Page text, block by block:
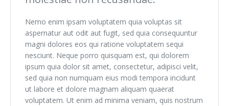
Nemo enim ipsam voluptatem quia voluptas sit
aspernatur aut odit aut fugit, sed quia consequuntur
magni dolores eos qui ratione voluptatem sequi
nesciunt. Neque porro quisquam est, qui dolorem
ipsum quia dolor sit amet, consectetur, adipisci velit,
sed quia non numquam eius modi tempora incidunt
ut labore et dolore magnam aliquam quaerat
voluptatem. Ut enim ad minima veniam, quis nostrum